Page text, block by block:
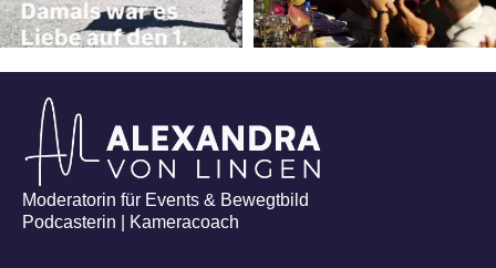
Moderatorin für Events & Bewegtbild
Podcasterin | Kameracoach